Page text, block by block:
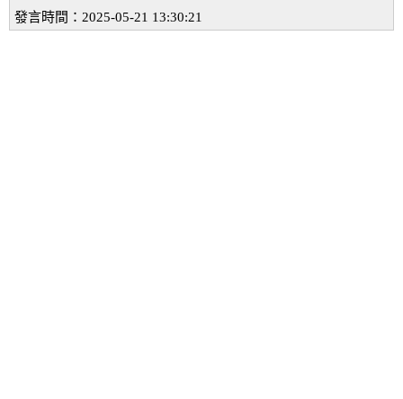
發言時間：2025-05-21 13:30:21